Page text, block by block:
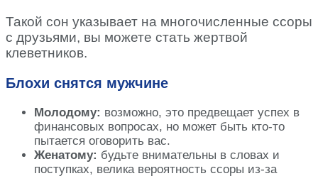
Такой сон указывает на многочисленные ссоры
с друзьями, вы можете стать жертвой
клеветников.
Блохи снятся мужчине
Молодому: возможно, это предвещает успех в
финансовых вопросах, но может быть кто-то
пытается оговорить вас.
Женатому: будьте внимательны в словах и
поступках, велика вероятность ссоры из-за